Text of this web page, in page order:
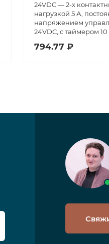
24VDC — 2-х
нагрузкой 5 А,
напряжением
24VDC, с таймером 10
794.77 ₽